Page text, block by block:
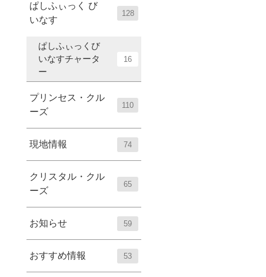
ぱしふぃっく び
いなす
128
ぱしふぃっくび
いなすチャータ
ー
16
プリンセス・クル
ーズ
110
現地情報 74
クリスタル・クル
ーズ
65
お知らせ 59
おすすめ情報 53